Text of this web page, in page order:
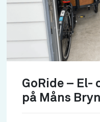
GoRide – El-
på Måns